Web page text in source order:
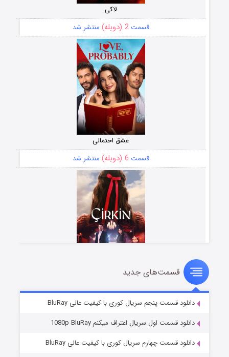
لاکی
قسمت2 (دوبله) منتشر شد
عشق احتمالی
قسمت 6 (دوبله) منتشر شد
سریال زشت
قسمت5 (زیرنویس) منتشر شد
قسمت‌های جدید
دانلود قسمت پنجم سریال کوری با کیفیت عالی BluRay
دانلود قسمت اول سریال اعتراف میکنم 1080p BluRay
دانلود قسمت چهارم سریال کوری با کیفیت عالی BluRay